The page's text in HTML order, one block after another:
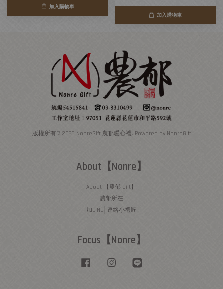
加入購物車
加入購物車
版權所有© 2026 NonreGift 農郁暖心禮. Powered by NonreGift
About【Nonre】
About 【農郁 Gift】
農郁所在
加LINE│連絡小禮匠
Focus【Nonre】
Facebook Instagram